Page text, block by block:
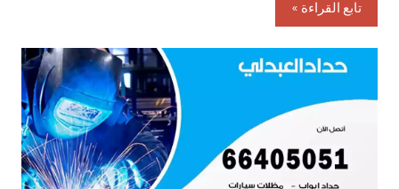
تابع القراءة